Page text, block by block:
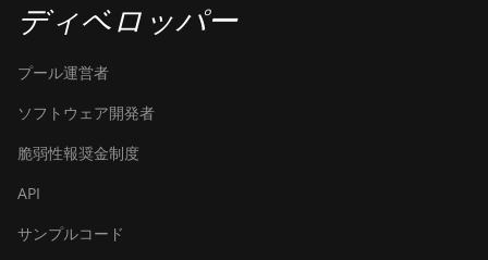
Canaan Avalon Mini 3
Canaan Avalon Nano 3
Canaan Avalon Nano 3S
Canaan Avalon Q
Canaan AvalonMiner 1047
ディベロッパー
プール運営者
ソフトウェア開発者
脆弱性報奨金制度
API
サンプルコード